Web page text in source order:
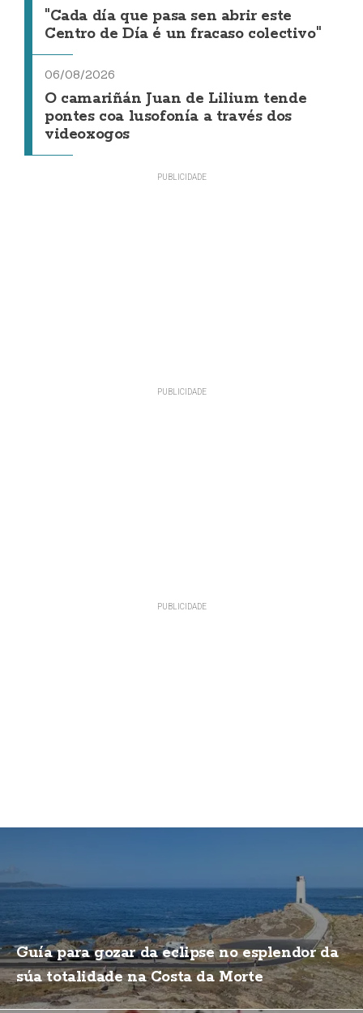
"Cada día que pasa sen abrir este
Centro de Día é un fracaso colectivo"
06/08/2026
O camariñán Juan de Lilium tende
pontes coa lusofonía a través dos
videoxogos
Guía para gozar da eclipse no esplendor da
súa totalidade na Costa da Morte